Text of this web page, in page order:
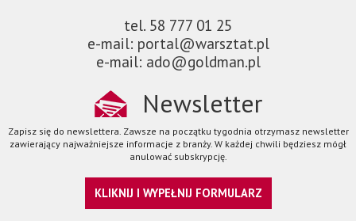
tel. 58 777 01 25
e-mail: portal@warsztat.pl
e-mail: ado@goldman.pl
Newsletter
Zapisz się do newslettera. Zawsze na początku tygodnia otrzymasz newsletter
zawierający najważniejsze informacje z branży. W każdej chwili będziesz mógł
anulować subskrypcję.
KLIKNIJ I WYPEŁNIJ FORMULARZ